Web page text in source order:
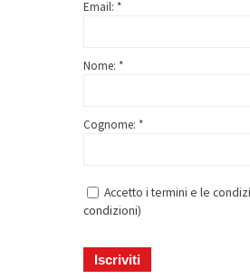
Email: *
Nome: *
Cognome: *
Accetto i termini e le
condizioni)